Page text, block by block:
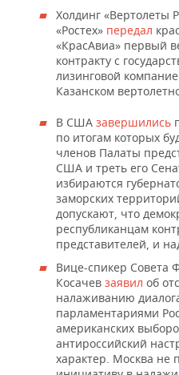
Холдинг «Вертолеты
«Ростех» передал
«КрасАвиа» первый
контракту с
лизинговой
Казанском
В США завершились
по итогам которых
членов Палаты
США и треть его
избираются
заморских
допускают, что
республиканцам
представителей, и
Вице-спикер Совета
Косачев заявил об
налаживанию
парламентариями
американских
антироссийский
характер. Москва не